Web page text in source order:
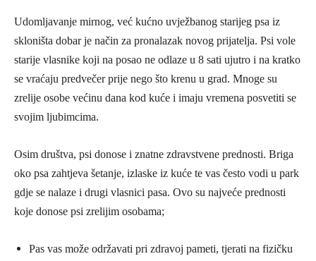
Udomljavanje mirnog, već kućno uvježbanog starijeg psa iz
skloništa dobar je način za pronalazak novog prijatelja. Psi vole
starije vlasnike koji na posao ne odlaze u 8 sati ujutro i na kratko
se vraćaju predvečer prije nego što krenu u grad. Mnoge su
zrelije osobe većinu dana kod kuće i imaju vremena posvetiti se
svojim ljubimcima.
Osim društva, psi donose i znatne zdravstvene prednosti. Briga
oko psa zahtjeva šetanje, izlaske iz kuće te vas često vodi u park
gdje se nalaze i drugi vlasnici pasa. Ovo su najveće prednosti
koje donose psi zrelijim osobama;
Pas vas može održavati pri zdravoj pameti, tjerati na fizičku